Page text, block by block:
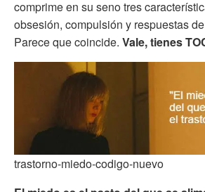
comprime en su seno tres
obsesión, compulsión y respuestas
Parece que coincide. Vale, tienes
trastorno-miedo-codigo-nuevo